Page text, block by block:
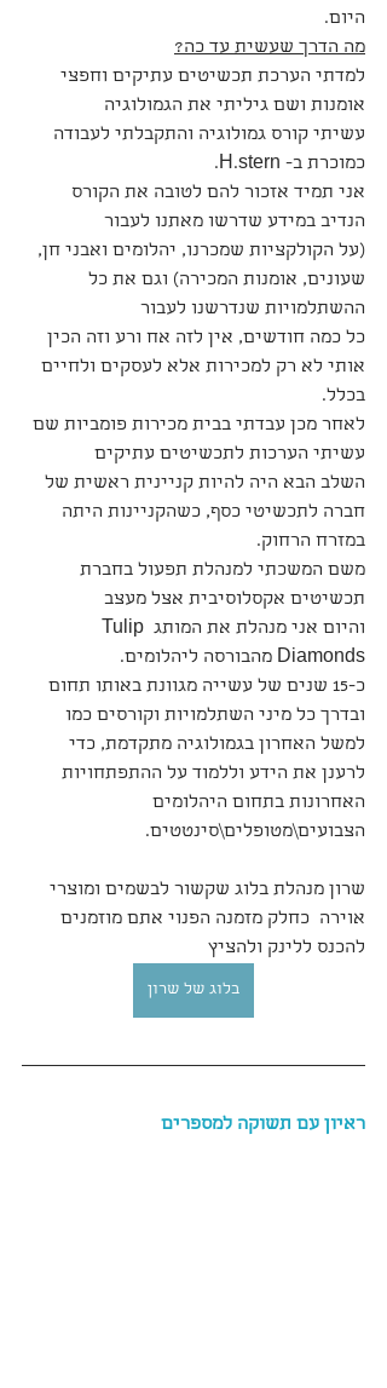
היום.
מה הדרך שעשית עד כה?
למדתי הערכת תכשיטים עתיקים וחפצי
אומנות ושם גיליתי את הגמולוגיה
עשיתי קורס גמולוגיה והתקבלתי לעבודה
כמוכרת ב- H.stern.
אני תמיד אזכור להם לטובה את הקורס
הנדיב במידע שדרשו מאתנו לעבור
(על הקולקציות שמכרנו, יהלומים ואבני חן,
שעונים, אומנות המכירה) וגם את כל
ההשתלמויות שנדרשנו לעבור
כל כמה חודשים, אין לזה אח ורע וזה הכין
אותי לא רק למכירות אלא לעסקים ולחיים
בכלל.
לאחר מכן עבדתי בבית מכירות פומביות שם
עשיתי הערכות לתכשיטים עתיקים
השלב הבא היה להיות קניינית ראשית של
חברה לתכשיטי כסף, כשהקניינות היתה
במזרח הרחוק.
משם המשכתי למנהלת תפעול בחברת
תכשיטים אקסלוסיבית אצל מעצב
והיום אני מנהלת את המותג Tulip
Diamonds מהבורסה ליהלומים.
כ-15 שנים של עשייה מגוונת באותו תחום
ובדרך כל מיני השתלמויות וקורסים כמו
למשל האחרון בגמולוגיה מתקדמת, כדי
לרענן את הידע וללמוד על ההתפתחויות
האחרונות בתחום היהלומים
הצבועים\מטופלים\סינטטים.
שרון מנהלת בלוג שקשור לבשמים ומוצרי
אוירה  כחלק מזמנה הפנוי אתם מוזמנים
להכנס ללינק ולהציץ
בלוג של שרון
ראיון עם תשוקה למספרים